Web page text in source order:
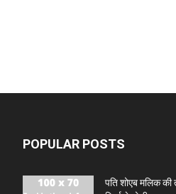
POPULAR POSTS
पति शोएब मलिक की